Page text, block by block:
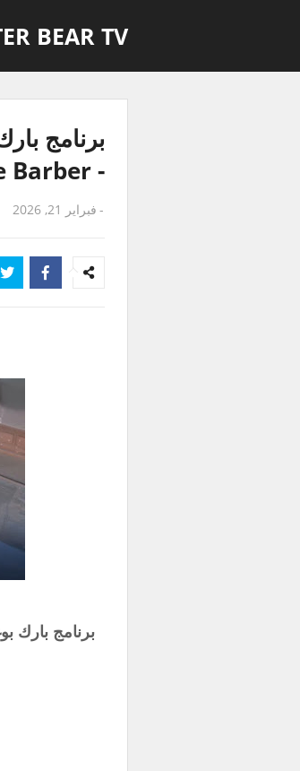
BEAR TV
- The Village Barber
- فبراير 21, 2026
برنامج بارك بوغوم